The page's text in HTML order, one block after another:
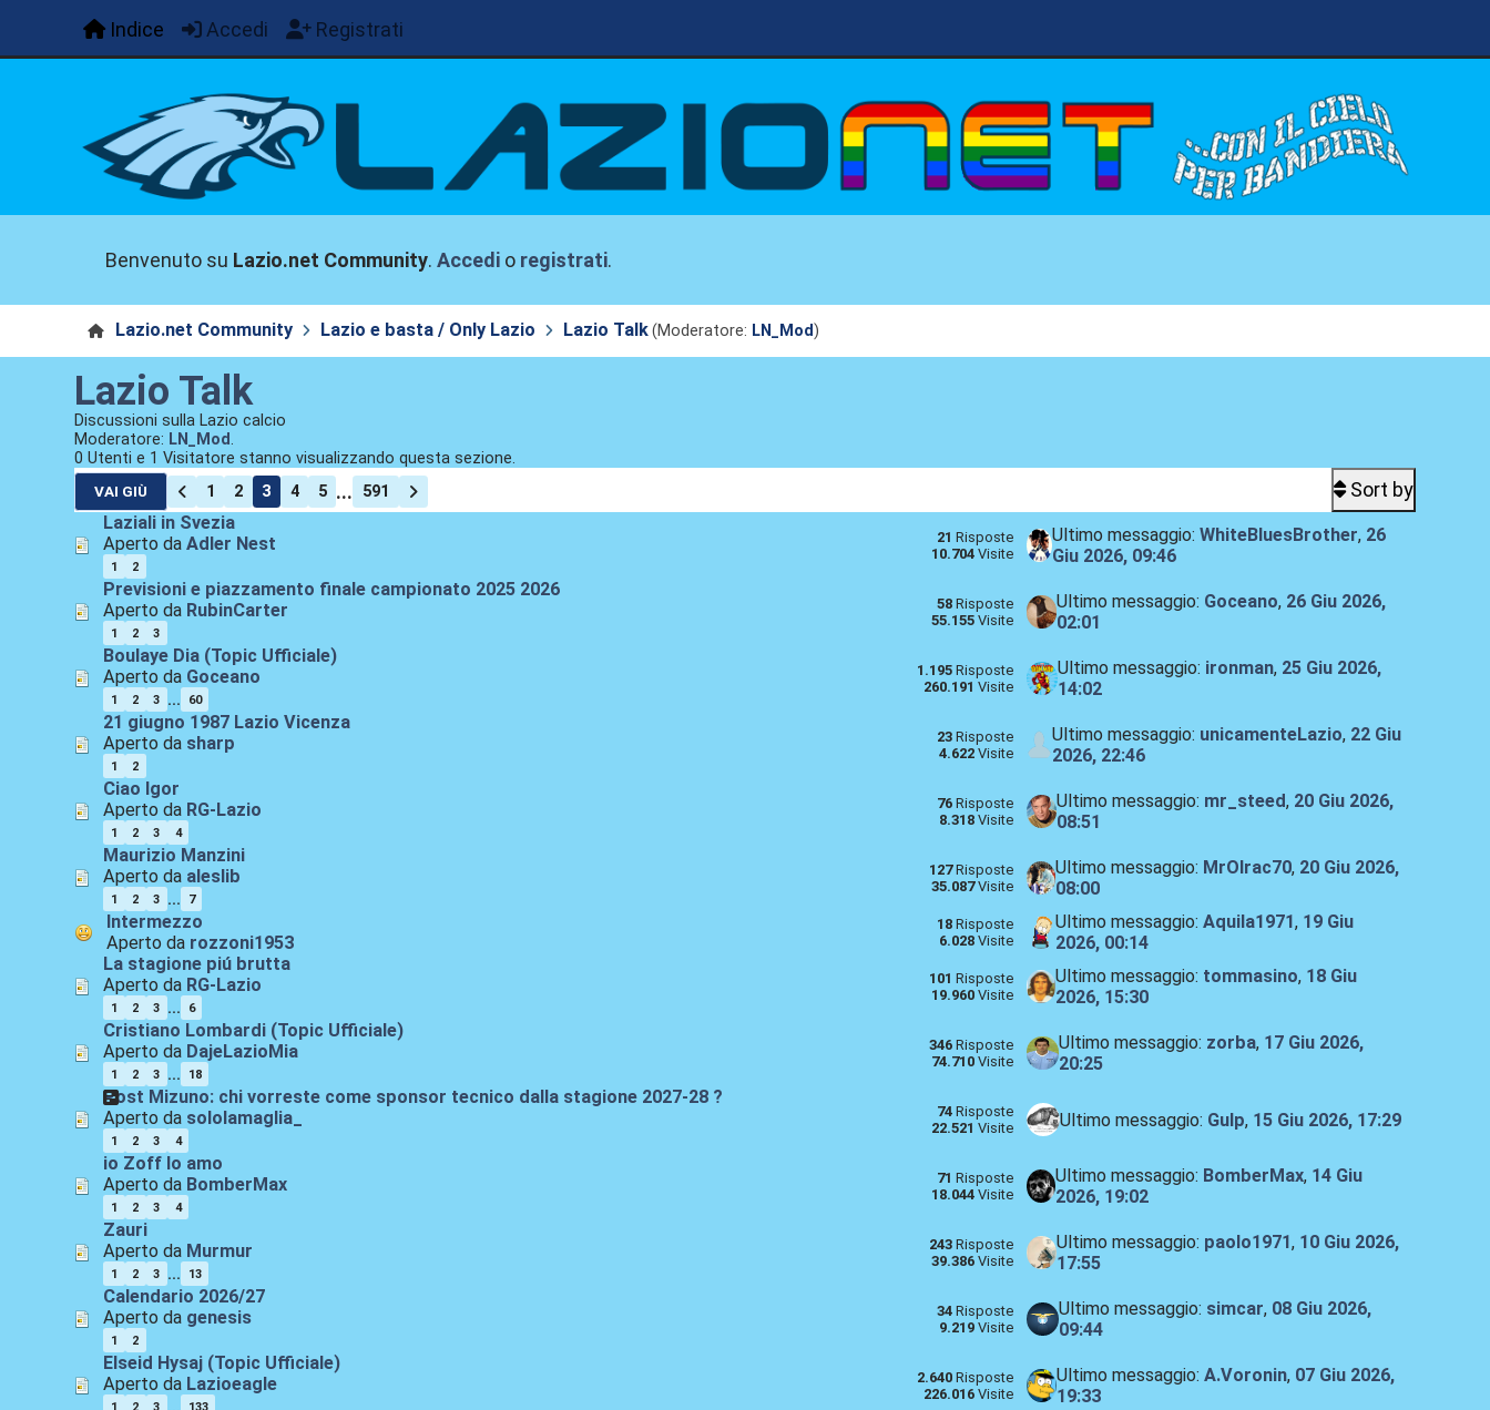
Indice Accedi Registrati
Benvenuto su Lazio.net Community.Accedi o registrati.
Lazio.net Community Lazio e basta / Only Lazio Lazio Talk(Moderatore: LN_Mod)
Lazio Talk
Discussioni sulla Lazio calcio
Moderatore: LN_Mod.
0 Utenti e 1 Visitatore stanno visualizzando questa sezione.
VAI GIÙ 1 2 3 4 5 ... 591 Sort by
Laziali in Svezia
Aperto daAdler Nest
1 2
21 Risposte
10.704Visite
Ultimo messaggio: WhiteBluesBrother, 26
Giu 2026, 09:46
Previsioni e piazzamento finale campionato 2025 2026
Aperto da RubinCarter
1 2 3
58Risposte
55.155Visite
Ultimo messaggio: Goceano, 26 Giu 2026,
02:01
Boulaye Dia (Topic Ufficiale)
Aperto da Goceano
1 2 3 ... 60
1.195Risposte
260.191 Visite
Ultimo messaggio: ironman, 25 Giu 2026,
14:02
21 giugno 1987 Lazio Vicenza
Aperto da sharp
1 2
23Risposte
4.622Visite
Ultimo messaggio: unicamenteLazio, 22 Giu
2026, 22:46
Ciao Igor
Aperto da RG-Lazio
1 2 3 4
76Risposte
8.318Visite
Ultimo messaggio: mr_steed, 20 Giu 2026,
08:51
Maurizio Manzini
Aperto da aleslib
1 2 3 ... 7
127Risposte
35.087Visite
Ultimo messaggio: MrOlrac70, 20 Giu 2026,
08:00
Intermezzo
Aperto da rozzoni1953
18Risposte
6.028Visite
Ultimo messaggio:Aquila1971, 19 Giu
2026, 00:14
La stagione piú brutta
Aperto da RG-Lazio
1 2 3 ... 6
101 Risposte
19.960Visite
Ultimo messaggio: tommasino, 18 Giu
2026, 15:30
Cristiano Lombardi (Topic Ufficiale)
Aperto da DajeLazioMia
1 2 3 ... 18
346Risposte
74.710Visite
Ultimo messaggio: zorba, 17 Giu 2026,
20:25
Post Mizuno: chi vorreste come sponsor tecnico dalla stagione 2027-28 ?
Aperto da sololamaglia_
1 2 3 4
74Risposte
22.521 Visite Ultimo messaggio: Gulp, 15 Giu 2026, 17:29
io Zoff lo amo
Aperto da BomberMax
1 2 3 4
71 Risposte
18.044Visite
Ultimo messaggio: BomberMax, 14 Giu
2026, 19:02
Zauri
Aperto da Murmur
1 2 3 ... 13
243Risposte
39.386Visite
Ultimo messaggio: paolo1971, 10 Giu 2026,
17:55
Calendario 2026/27
Aperto da genesis
1 2
34Risposte
9.219Visite
Ultimo messaggio: simcar, 08 Giu 2026,
09:44
Elseid Hysaj (Topic Ufficiale)
Aperto da Lazioeagle 2.640Risposte
226.016Visite
Ultimo messaggio: A.Voronin, 07 Giu 2026,
19:33